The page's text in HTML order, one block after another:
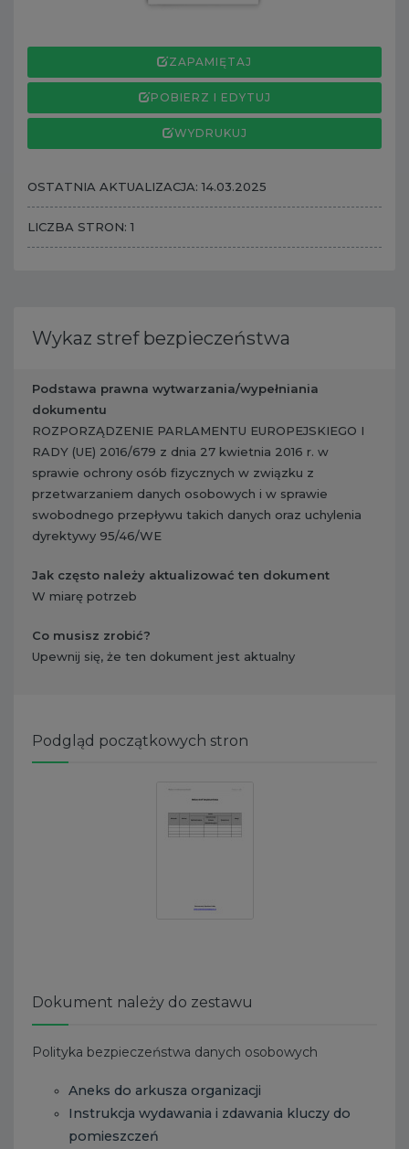
ZAPAMIĘTAJ
POBIERZ I EDYTUJ
WYDRUKUJ
OSTATNIA AKTUALIZACJA: 14.03.2025
LICZBA STRON: 1
Wykaz stref bezpieczeństwa
Podstawa prawna wytwarzania/wypełniania
dokumentu
ROZPORZĄDZENIE PARLAMENTU EUROPEJSKIEGO I
RADY (UE) 2016/679 z dnia 27 kwietnia 2016 r. w
sprawie ochrony osób fizycznych w związku z
przetwarzaniem danych osobowych i w sprawie
swobodnego przepływu takich danych oraz uchylenia
dyrektywy 95/46/WE
Jak często należy aktualizować ten dokument
W miarę potrzeb
Co musisz zrobić?
​ Upewnij się, że ten dokument jest aktualny
Podgląd początkowych stron
Dokument należy do zestawu
Polityka bezpieczeństwa danych osobowych
Aneks do arkusza organizacji
Instrukcja wydawania i zdawania kluczy do
pomieszczeń